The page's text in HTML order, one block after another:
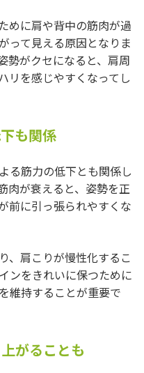
めに肩や背中の筋肉が過
って見える原因となりま
勢がクセになると、肩周
リを感じやすくなってし
も関係
る筋力の低下とも関係し
肉が衰えると、姿勢を正
前に引っ張られやすくな
、肩こりが慢性化するこ
ンをきれいに保つために
維持することが重要で
がることも